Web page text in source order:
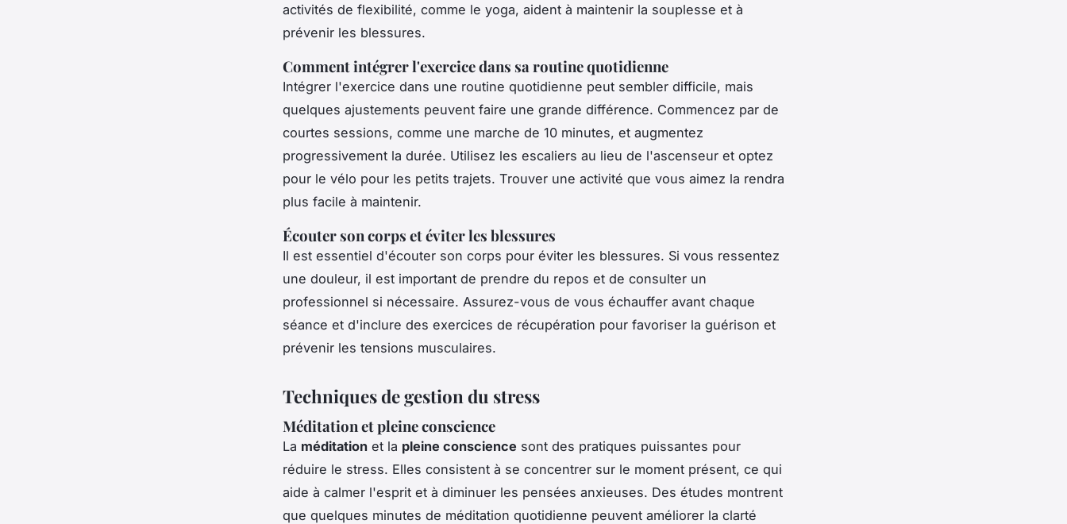
activités de flexibilité, comme le yoga, aident à maintenir la souplesse et à
prévenir les blessures.
Comment intégrer l'exercice dans sa routine quotidienne
Intégrer l'exercice dans une routine quotidienne peut sembler difficile, mais
quelques ajustements peuvent faire une grande différence. Commencez par de
courtes sessions, comme une marche de 10 minutes, et augmentez
progressivement la durée. Utilisez les escaliers au lieu de l'ascenseur et optez
pour le vélo pour les petits trajets. Trouver une activité que vous aimez la rendra
plus facile à maintenir.
Écouter son corps et éviter les blessures
Il est essentiel d'écouter son corps pour éviter les blessures. Si vous ressentez
une douleur, il est important de prendre du repos et de consulter un
professionnel si nécessaire. Assurez-vous de vous échauffer avant chaque
séance et d'inclure des exercices de récupération pour favoriser la guérison et
prévenir les tensions musculaires.
Techniques de gestion du stress
Méditation et pleine conscience
La méditation et la pleine conscience sont des pratiques puissantes pour
réduire le stress. Elles consistent à se concentrer sur le moment présent, ce qui
aide à calmer l'esprit et à diminuer les pensées anxieuses. Des études montrent
que quelques minutes de méditation quotidienne peuvent améliorer la clarté